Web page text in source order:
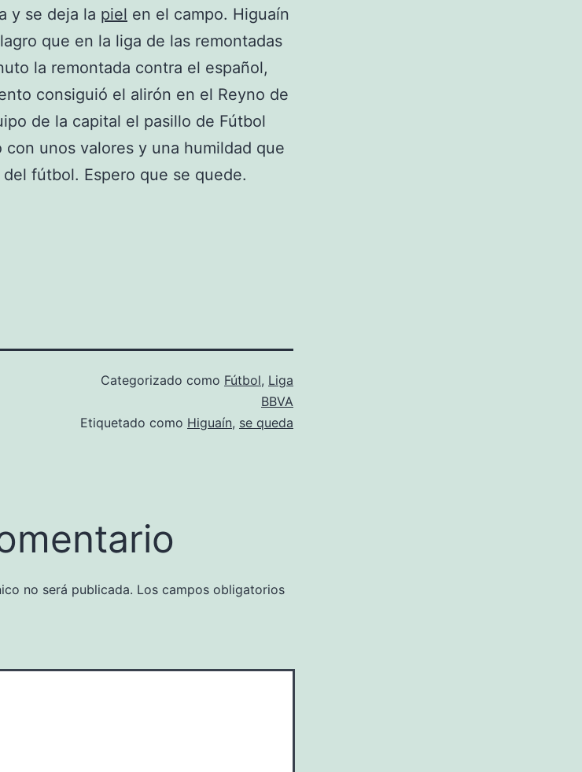
y se deja la piel en el campo. Higuaín
que en la liga de las remontadas
la remontada contra el español,
consiguió el alirón en el Reyno de
de la capital el pasillo de Fútbol
unos valores y una humildad que
fútbol. Espero que se quede.
Categorizado como Fútbol, Liga
BBVA
Etiquetado como Higuaín, se queda
no será publicada. Los campos obligatorios